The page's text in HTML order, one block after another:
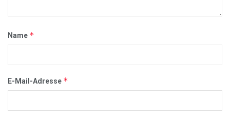
Name *
E-Mail-Adresse *